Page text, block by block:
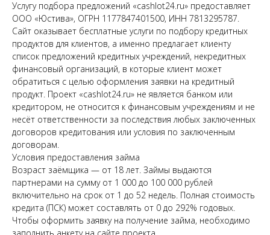
Услугу подбора предложений «cashlot24.ru» предоставляет
ООО «Юстива», ОГРН 1177847401500, ИНН 7813295787.
Сайт оказывает бесплатные услуги по подбору кредитных
продуктов для клиентов, а именно предлагает клиенту
список предложений кредитных учреждений, некредитных
финансовый организаций, в которые клиент может
обратиться с целью оформления заявки на кредитный
продукт. Проект «cashlot24.ru» не является банком или
кредитором, не относится к финансовым учреждениям и не
несёт ответственности за последствия любых заключенных
договоров кредитования или условия по заключенным
договорам.
Условия предоставления займа
Возраст заёмщика — от 18 лет. Займы выдаются
партнерами на сумму от 1 000 до 100 000 рублей
включительно на срок от 1 до 52 недель. Полная стоимость
кредита (ПСК) может составлять от 0 до 292% годовых.
Чтобы оформить заявку на получение займа, необходимо